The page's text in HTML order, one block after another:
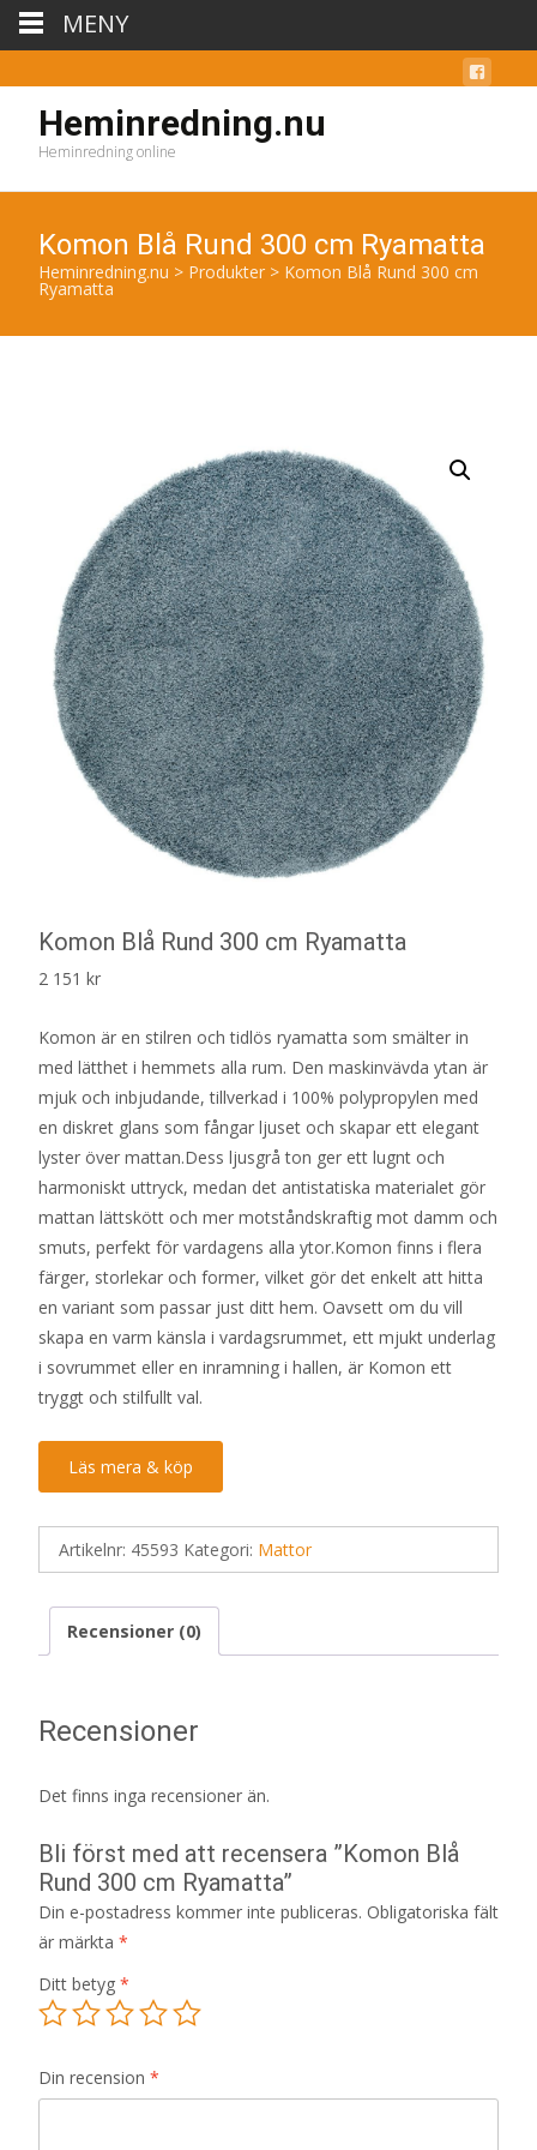
Heminredning.nu
Heminredning online
Komon Blå Rund 300 cm Ryamatta
Heminredning.nu > Produkter > Komon Blå Rund 300 cm
Ryamatta
Komon Blå Rund 300 cm Ryamatta
2 151 kr
Komon är en stilren och tidlös ryamatta som smälter in
med lätthet i hemmets alla rum. Den maskinvävda ytan är
mjuk och inbjudande, tillverkad i 100% polypropylen med
en diskret glans som fångar ljuset och skapar ett elegant
lyster över mattan.Dess ljusgrå ton ger ett lugnt och
harmoniskt uttryck, medan det antistatiska materialet gör
mattan lättskött och mer motståndskraftig mot damm och
smuts, perfekt för vardagens alla ytor.Komon finns i flera
färger, storlekar och former, vilket gör det enkelt att hitta
en variant som passar just ditt hem. Oavsett om du vill
skapa en varm känsla i vardagsrummet, ett mjukt underlag
i sovrummet eller en inramning i hallen, är Komon ett
tryggt och stilfullt val.
Läs mera & köp
Artikelnr: 45593 Kategori: Mattor
Recensioner (0)
Recensioner
Det finns inga recensioner än.
Bli först med att recensera ”Komon Blå
Rund 300 cm Ryamatta”
Din e-postadress kommer inte publiceras. Obligatoriska fält
är märkta *
Ditt betyg *
Din recension *
MENY